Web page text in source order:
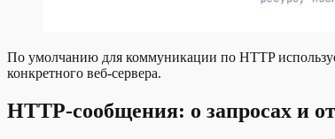
По умолчанию для коммуникации по HTTP
конкретного веб-сервера.
HTTP-сообщения: о запросах и